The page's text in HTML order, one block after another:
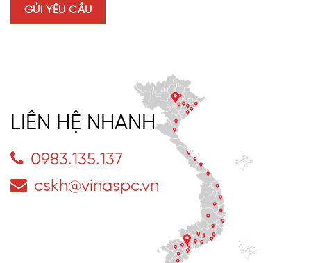
LIÊN HỆ NHANH
0983.135.137
cskh@vinaspc.vn